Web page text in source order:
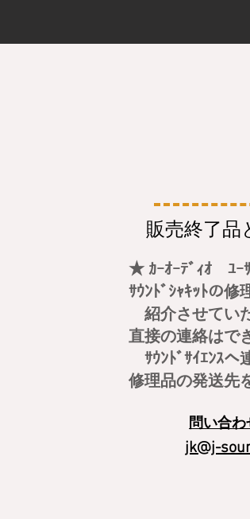
販売終了品
★ ｶｰｵｰﾃﾞｨｵ ﾕｰ
ｻｳﾝﾄﾞｼｬｷｯﾄの修
紹介させてい
直接の連絡はで
ｻｳﾝﾄﾞｻｲｴﾝｽへ
修理品の発送先
問い合
jk@j-